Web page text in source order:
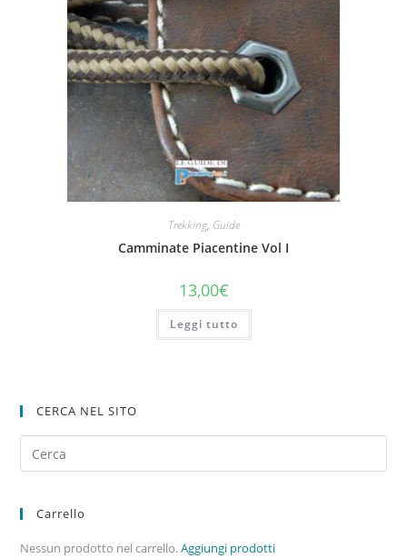
Trekking, Guide
Camminate Piacentine Vol I
13,00€
Leggi tutto
CERCA NEL SITO
Carrello
Nessun prodotto nel carrello.Aggiungi prodotti